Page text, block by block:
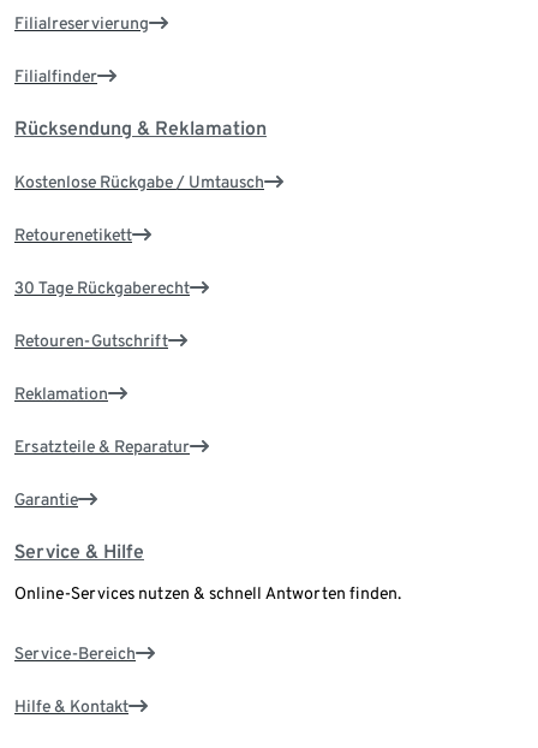
Filialreservierung
Filialfinder
Rücksendung & Reklamation
Kostenlose Rückgabe / Umtausch
Retourenetikett
30 Tage Rückgaberecht
Retouren-Gutschrift
Reklamation
Ersatzteile & Reparatur
Garantie
Service & Hilfe
Online-Services nutzen & schnell Antworten finden.
Service-Bereich
Hilfe & Kontakt